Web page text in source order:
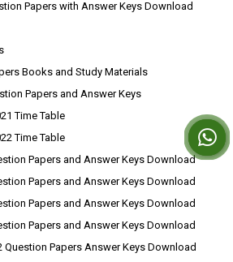
Papers with Answer Keys Download
Books and Study Materials
Papers and Answer Keys
Time Table
Time Table
Papers and Answer Keys Download
Papers and Answer Keys Download
Papers and Answer Keys Download
Papers and Answer Keys Download
Question Papers Answer Keys Download